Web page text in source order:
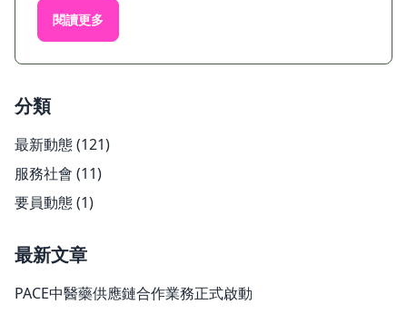
閱讀更多
分類
最新動態(121)
服務社會 (11)
要員動態(1)
最新文章
PACE中醫藥供應鏈合作業務正式啟動